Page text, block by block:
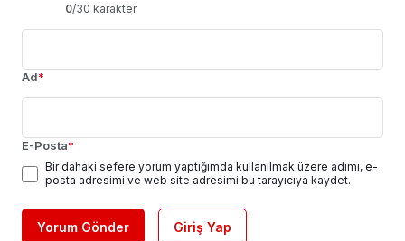
0/30 karakter
Ad*
E-Posta*
Bir dahaki sefere yorum yaptığımda kullanılmak üzere adımı, e-
posta adresimi ve web site adresimi bu tarayıcıya kaydet.
Yorum Gönder Giriş Yap